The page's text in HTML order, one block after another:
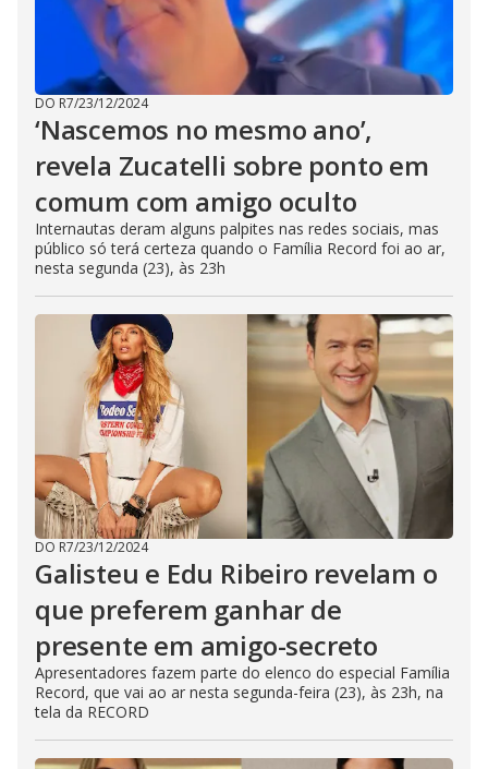
DO R7/23/12/2024
‘Nascemos no mesmo ano’,
revela Zucatelli sobre ponto em
comum com amigo oculto
Internautas deram alguns palpites nas redes sociais, mas
público só terá certeza quando o Família Record foi ao ar,
nesta segunda (23), às 23h
DO R7/23/12/2024
Galisteu e Edu Ribeiro revelam o
que preferem ganhar de
presente em amigo-secreto
Apresentadores fazem parte do elenco do especial Família
Record, que vai ao ar nesta segunda-feira (23), às 23h, na
tela da RECORD